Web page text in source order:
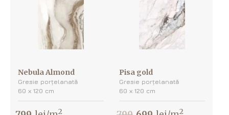
Nebula Almond
Gresie porțelanată
60 х 120 cm
2
Pisa gold
Gresie porțelanată
60 х 120 cm
2